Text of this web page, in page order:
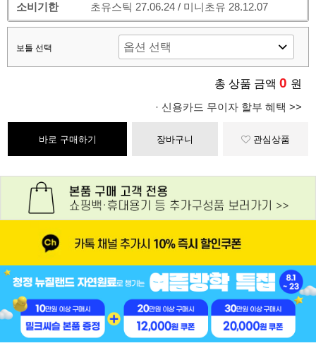
소비기한
초유스틱 27.06.24 / 미니초유 28.12.07
보틀 선택
총 상품 금액 0 원
· 신용카드 무이자 할부 혜택 >>
바로 구매하기 장바구니 관심상품